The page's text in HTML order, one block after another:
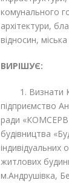
комунального
архітектури,
відносин,
ВИРІШУЄ:
1. Визнати
підприємство
ради
будівництва
житлових
м.Андрушівка,